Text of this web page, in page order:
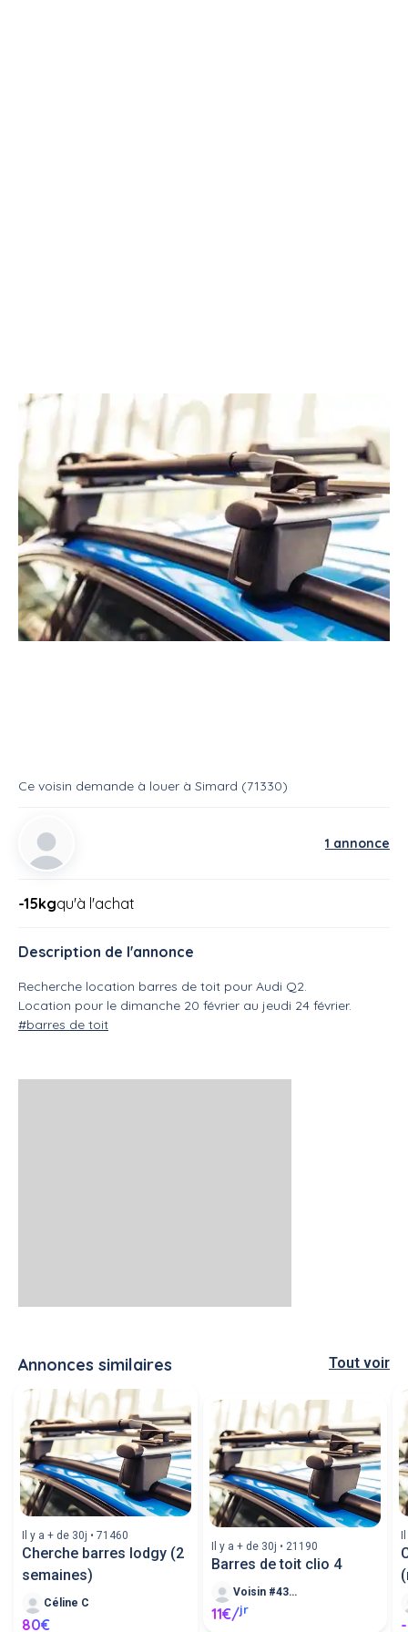
Mécanique & auto Barres de toit
Louer : barres de toit (Audi Q2)
Location
Ce voisin demande à louer à Simard (71330)
1 annonce
-15kgqu'à l'achat
Description de l'annonce
Recherche location barres de toit pour Audi Q2.
Location pour le dimanche 20 février au jeudi 24 février.
#barres de toit
Annonces similaires Tout voir
Il y a + de 30j • 71460
Cherche barres lodgy (2
semaines)
Céline C
80€
Il y a + de 30j • 21190
Barres de toit clio 4
Voisin #433487
11€/jr